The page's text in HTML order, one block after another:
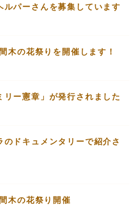
ルパーさんを募集しています
木の花祭りを開催します！
リー憲章」が発行されました
のドキュメンタリーで紹介さ
木の花祭り開催